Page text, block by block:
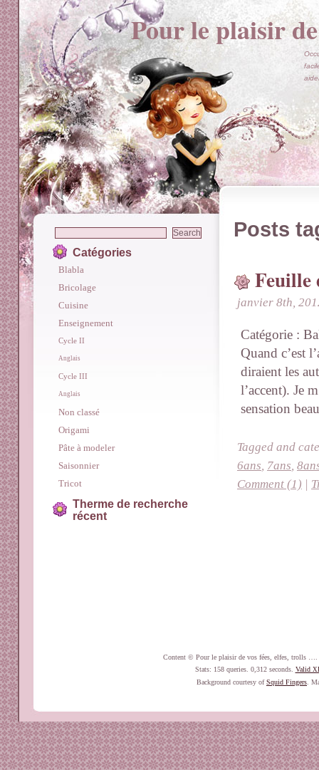
Pour le plaisir
Posts
Feuille
janvier 8th,
Catégorie :
Quand c’est
diraient les
l’accent). Je
sensation
Tagged and
6ans, 7ans,
Comment (1) |
Catégories
Blabla
Bricolage
Cuisine
Enseignement
Cycle II
Anglais
Cycle III
Anglais
Non classé
Origami
Pâte à modeler
Saisonnier
Tricot
Therme de recherche
récent
Content © Pour le plaisir de vos fées, elfes, trolls
Stats: 158 queries. 0,312 seconds. Valid
Background courtesy ofSquid Fingers .